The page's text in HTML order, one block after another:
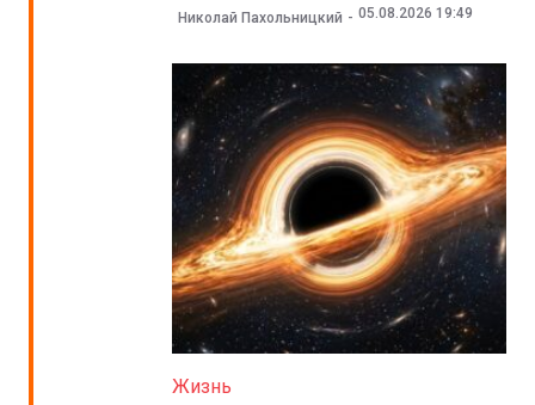
Николай Пахольницкий 05.08.2026 19:49
Жизнь